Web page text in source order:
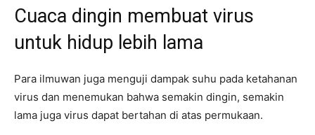
Cuaca dingin membuat virus
untuk hidup lebih lama
Para ilmuwan juga menguji dampak suhu pada ketahanan
virus dan menemukan bahwa semakin dingin, semakin
lama juga virus dapat bertahan di atas permukaan.